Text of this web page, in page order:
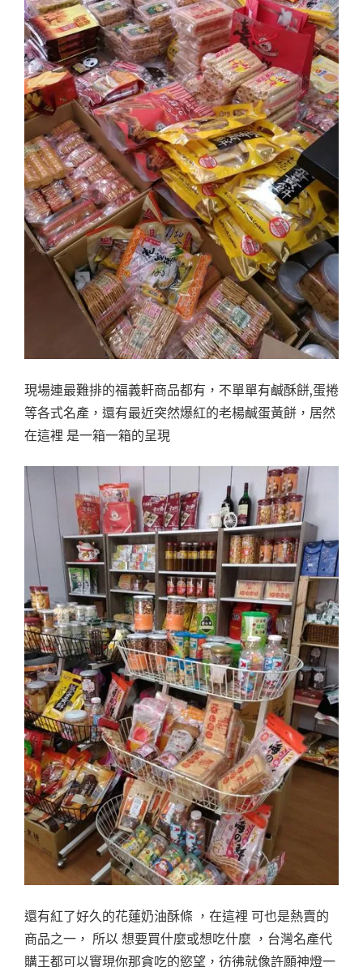
現場連最難排的福義軒商品都有，不單單有鹹酥餅,蛋捲
等各式名產，還有最近突然爆紅的老楊鹹蛋黃餅，居然
在這裡 是一箱一箱的呈現
還有紅了好久的花蓮奶油酥條 ，在這裡 可也是熱賣的
商品之一， 所以 想要買什麼或想吃什麼 ，台灣名產代
購王都可以實現你那貪吃的慾望，彷彿就像許願神燈一